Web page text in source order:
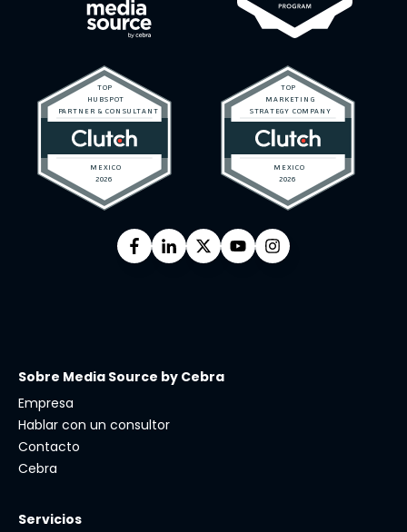
Sobre Media Source by Cebra
Empresa
Hablar con un consultor
Contacto
Cebra
Servicios